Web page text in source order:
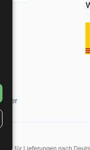
*Gilt für Lieferungen nach